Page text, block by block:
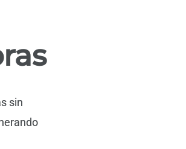
sin